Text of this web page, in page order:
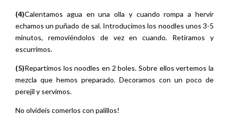
(4)Calentamos agua en una olla y cuando rompa a hervir
echamos un puñado de sal. Introducimos los noodles unos 3-5
minutos, removiéndolos de vez en cuando. Retiramos y
escurrimos.
(5)Repartimos los noodles en 2 boles. Sobre ellos vertemos la
mezcla que hemos preparado. Decoramos con un poco de
perejil y servimos.
No olvideis comerlos con palillos!